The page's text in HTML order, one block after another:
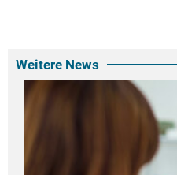
Weitere News